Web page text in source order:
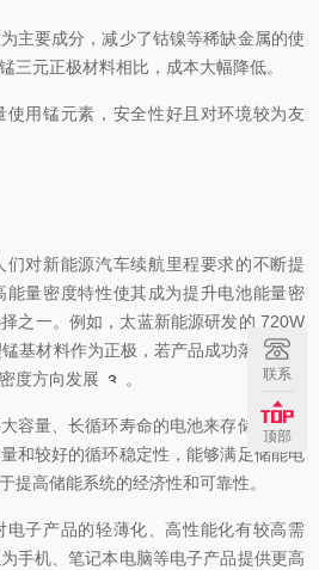
主要成分，减少了钴镍等稀缺金属的使
三元正极材料相比，成本大幅降低。
使用锰元素，安全性好且对环境较为友
们对新能源汽车续航里程要求的不断提
量密度特性使其成为提升电池能量密
之一。例如，太蓝新能源研发的 720W
基材料作为正极，若产品成功落地，将
度方向发展 3 。
容量、长循环寿命的电池来存储电能。
和较好的循环稳定性，能够满足储能电
提高储能系统的经济性和可靠性。
电子产品的轻薄化、高性能化有较高需
手机、笔记本电脑等电子产品提供更高
联系
顶部